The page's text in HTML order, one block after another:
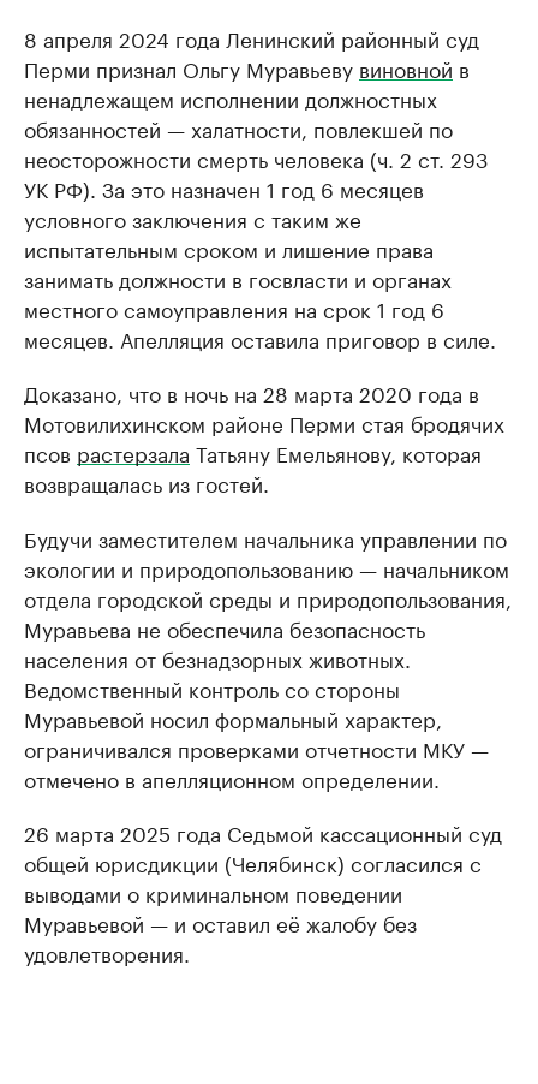
8 апреля 2024 года Ленинский районный суд
Перми признал Ольгу Муравьеву виновной в
ненадлежащем исполнении должностных
обязанностей — халатности, повлекшей по
неосторожности смерть человека (ч. 2 ст. 293
УК РФ). За это назначен 1 год 6 месяцев
условного заключения с таким же
испытательным сроком и лишение права
занимать должности в госвласти и органах
местного самоуправления на срок 1 год 6
месяцев. Апелляция оставила приговор в силе.
Доказано, что в ночь на 28 марта 2020 года в
Мотовилихинском районе Перми стая бродячих
псов растерзала Татьяну Емельянову, которая
возвращалась из гостей.
Будучи заместителем начальника управлении по
экологии и природопользованию — начальником
отдела городской среды и природопользования,
Муравьева не обеспечила безопасность
населения от безнадзорных животных.
Ведомственный контроль со стороны
Муравьевой носил формальный характер,
ограничивался проверками отчетности МКУ —
отмечено в апелляционном определении.
26 марта 2025 года Седьмой кассационный суд
общей юрисдикции (Челябинск) согласился с
выводами о криминальном поведении
Муравьевой — и оставил её жалобу без
удовлетворения.